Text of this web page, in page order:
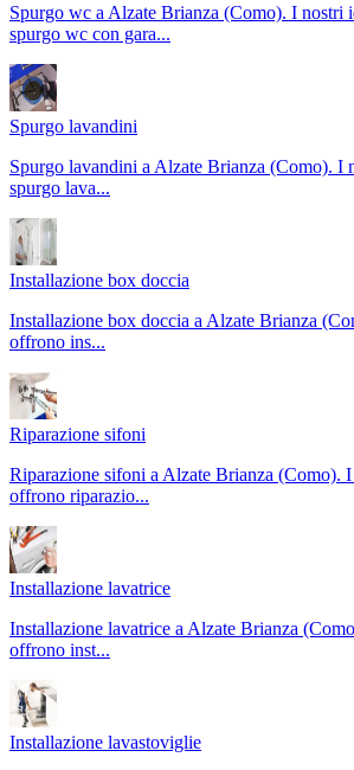
Spurgo wc a Alzate Brianza (Como). I nostri
spurgo wc con gara...
Spurgo lavandini
Spurgo lavandini a Alzate Brianza (Como). I
spurgo lava...
Installazione box doccia
Installazione box doccia a Alzate Brianza
offrono ins...
Riparazione sifoni
Riparazione sifoni a Alzate Brianza (Como).
offrono riparazio...
Installazione lavatrice
Installazione lavatrice a Alzate Brianza
offrono inst...
Installazione lavastoviglie